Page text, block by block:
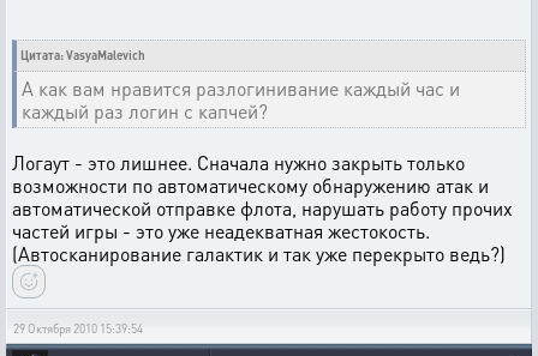
Цитата: VasyaMalevich
А как вам нравится разлогинивание каждый час и
каждый раз логин с капчей?
Логаут - это лишнее. Сначала нужно закрыть только
возможности по автоматическому обнаружению атак и
автоматической отправке флота, нарушать работу прочих
частей игры - это уже неадекватная жестокость.
(Автосканирование галактик и так уже перекрыто ведь?)
29 Октября 2010 15:39:54